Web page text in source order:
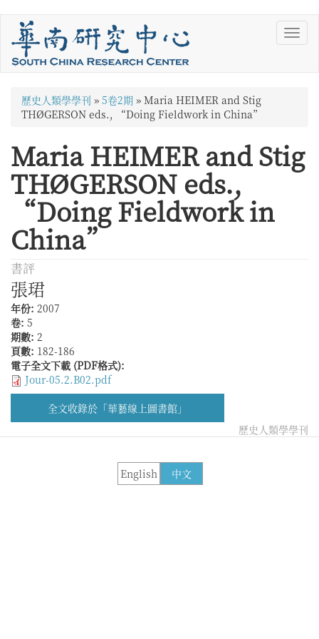
您
在
這
裡
歷史人類學學刊 » 5卷2期 » Maria HEIMER and Stig
THØGERSON eds., “Doing Fieldwork in China”
Maria HEIMER and Stig
THØGERSON eds.,
“Doing Fieldwork in
China”
書評
張珺
年份: 2007
卷: 5
期數: 2
頁數: 182-186
電子全文下載 (PDF格式):
Jour-05.2.B02.pdf
全文收錄於「華藝線上圖書館」
歷史人類學學刊
中文
English